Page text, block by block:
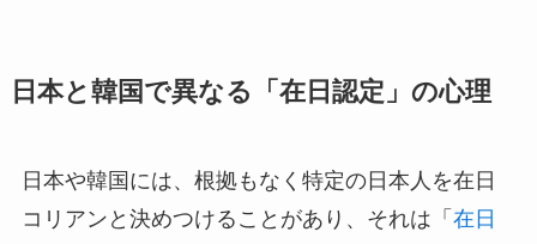
日本と韓国で異なる「在日認定」の心理
日本や韓国には、根拠もなく特定の日本人を在日
コリアンと決めつけることがあり、それは「 在日